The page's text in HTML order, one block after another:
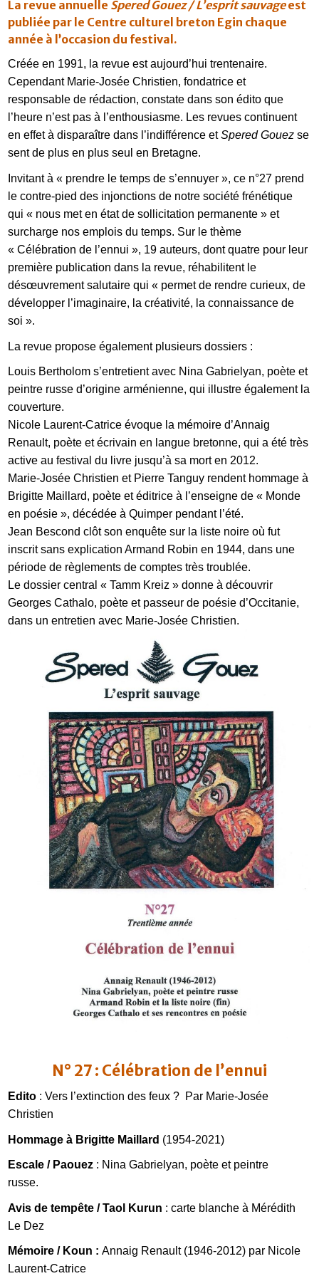
FR
La revue annuelle Spered Gouez / L’esprit sauvageest
publiée par le Centre culturel breton Egin chaque
année à l’occasion du festival.
Créée en 1991, la revue est aujourd’hui trentenaire.
Cependant Marie-Josée Christien, fondatrice et
responsable de rédaction, constate dans son édito que
l’heure n’est pas à l’enthousiasme. Les revues continuent
en effet à disparaître dans l’indifférence etSpered Gouez se
sent de plus en plus seul en Bretagne.
Invitant à « prendre le temps de s’ennuyer », ce n°27 prend
le contre-pied des injonctions de notre société frénétique
qui « nous met en état de sollicitation permanente » et
surcharge nos emplois du temps. Sur le thème
« Célébration de l’ennui », 19 auteurs, dont quatre pour leur
première publication dans la revue, réhabilitent le
désœuvrement salutaire qui « permet de rendre curieux, de
développer l’imaginaire, la créativité, la connaissance de
soi ».
La revue propose également plusieurs dossiers :
Louis Bertholom s’entretient avec Nina Gabrielyan, poète et
peintre russe d’origine arménienne, qui illustre également la
couverture.
Nicole Laurent-Catrice évoque la mémoire d’Annaig
Renault, poète et écrivain en langue bretonne, qui a été très
active au festival du livre jusqu’à sa mort en 2012.
Marie-Josée Christien et Pierre Tanguy rendent hommage à
Brigitte Maillard, poète et éditrice à l’enseigne de « Monde
en poésie », décédée à Quimper pendant l’été.
Jean Bescond clôt son enquête sur la liste noire où fut
inscrit sans explication Armand Robin en 1944, dans une
période de règlements de comptes très troublée.
Le dossier central « Tamm Kreiz » donne à découvrir
Georges Cathalo, poète et passeur de poésie d’Occitanie,
dans un entretien avec Marie-Josée Christien.
N° 27 : Célébration de l’ennui
Edito : Vers l’extinction des feux ? Par Marie-Josée
Christien
Hommage à Brigitte Maillard (1954-2021)
Escale / Paouez : Nina Gabrielyan, poète et peintre
russe.
Avis de tempête / Taol Kurun : carte blanche à Mérédith
Le Dez
Mémoire / Koun :Annaig Renault (1946-2012) par Nicole
Laurent-Catrice